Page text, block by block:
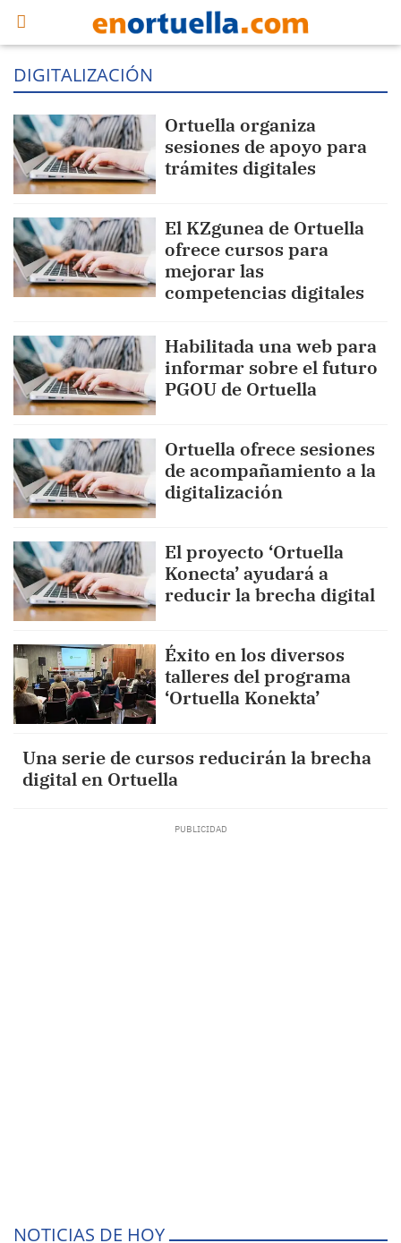
DIGITALIZACIÓN
Ortuella organiza
sesiones de apoyo para
trámites digitales
El KZgunea de Ortuella
ofrece cursos para
mejorar las
competencias digitales
Habilitada una web para
informar sobre el futuro
PGOU de Ortuella
Ortuella ofrece sesiones
de acompañamiento a la
digitalización
El proyecto ‘Ortuella
Konecta’ ayudará a
reducir la brecha digital
Éxito en los diversos
talleres del programa
‘Ortuella Konekta’
Una serie de cursos reducirán la brecha
digital en Ortuella
NOTICIAS DE HOY